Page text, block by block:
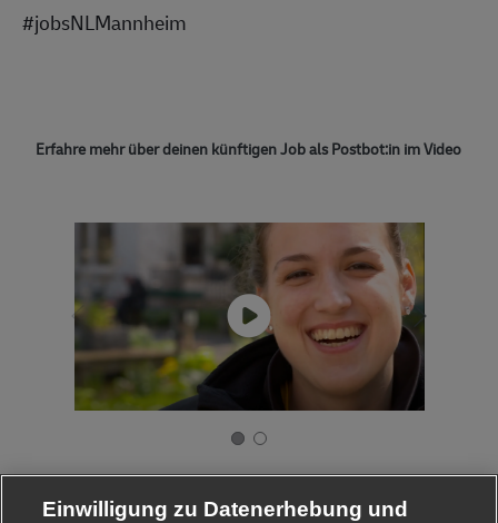
#jobsNLMannheim
Erfahre mehr über deinen künftigen Job als Postbot:in im Video
Einwilligung zu Datenerhebung und